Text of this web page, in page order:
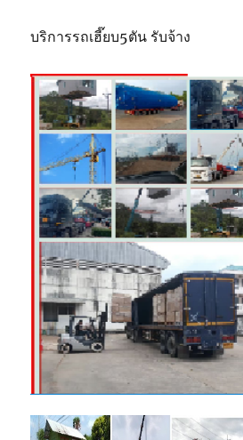
บริการรถเฮี๊ยบ5ตัน รับจ้าง